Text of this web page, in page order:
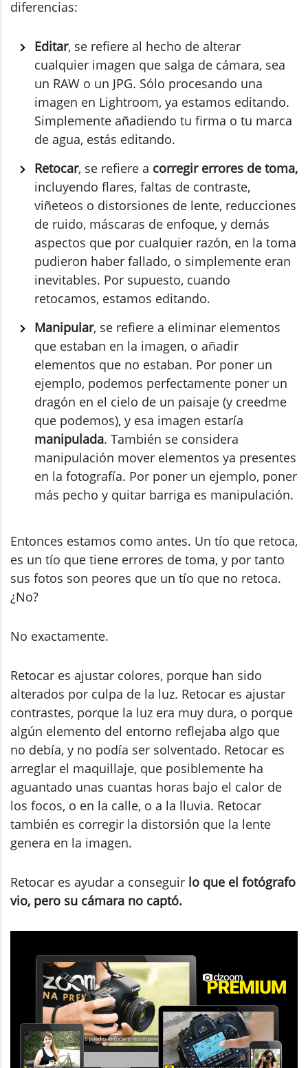
diferencias:
Editar, se refiere al hecho de alterar
cualquier imagen que salga de cámara, sea
un RAW o un JPG. Sólo procesando una
imagen en Lightroom, ya estamos editando.
Simplemente añadiendo tu firma o tu marca
de agua, estás editando.
Retocar, se refiere a corregir errores de toma,
incluyendo flares, faltas de contraste,
viñeteos o distorsiones de lente, reducciones
de ruido, máscaras de enfoque, y demás
aspectos que por cualquier razón, en la toma
pudieron haber fallado, o simplemente eran
inevitables. Por supuesto, cuando
retocamos, estamos editando.
Manipular, se refiere a eliminar elementos
que estaban en la imagen, o añadir
elementos que no estaban. Por poner un
ejemplo, podemos perfectamente poner un
dragón en el cielo de un paisaje (y creedme
que podemos), y esa imagen estaría
manipulada. También se considera
manipulación mover elementos ya presentes
en la fotografía. Por poner un ejemplo, poner
más pecho y quitar barriga es manipulación.
Entonces estamos como antes. Un tío que retoca,
es un tío que tiene errores de toma, y por tanto
sus fotos son peores que un tío que no retoca.
¿No?
No exactamente.
Retocar es ajustar colores, porque han sido
alterados por culpa de la luz. Retocar es ajustar
contrastes, porque la luz era muy dura, o porque
algún elemento del entorno reflejaba algo que
no debía, y no podía ser solventado. Retocar es
arreglar el maquillaje, que posiblemente ha
aguantado unas cuantas horas bajo el calor de
los focos, o en la calle, o a la lluvia. Retocar
también es corregir la distorsión que la lente
genera en la imagen.
Retocar es ayudar a conseguir lo que el fotógrafo
vio, pero su cámara no captó.